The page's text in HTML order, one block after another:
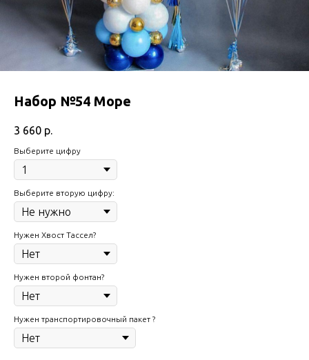
Набор №54 Море
3 660 р.
Выберите цифру
Выберите вторую цифру:
Нужен Хвост Тассел?
Нужен второй фонтан?
Нужен транспортировочный пакет ?